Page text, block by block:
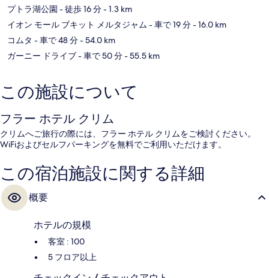
プトラ湖公園 - 徒歩 16 分- 1.3 km
イオン モール ブキット メルタジャム - 車で 19 分- 16.0 km
コムタ - 車で 48 分- 54.0 km
ガーニー ドライブ- 車で 50 分- 55.5 km
この施設について
フラー ホテル クリム
クリムへご旅行の際には、フラー ホテル クリムをご検討ください。
WiFiおよびセルフパーキングを無料でご利用いただけます。
この宿泊施設に関する詳細
概要
ホテルの規模
客室 : 100
5 フロア以上